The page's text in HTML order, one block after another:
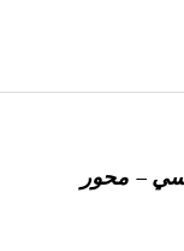
– محور